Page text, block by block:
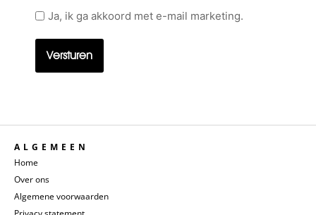
GeenJa, ik ga akkoord met e-mail marketing.
ALGEMEEN
Home
Over ons
Algemene voorwaarden